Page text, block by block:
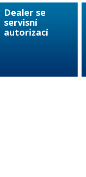
Dealer se
servisní
autorizací